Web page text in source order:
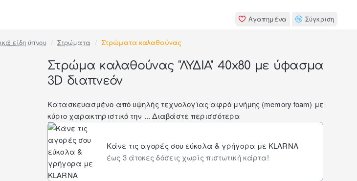
Αγαπημένα Σύγκριση
είδη ύπνου Στρώματα Στρώματα καλαθούνας
Στρώμα καλαθούνας "ΛΥΔΙΑ" 40x80 με ύφασμα
3D διαπνεόν
Κατασκευασμένο από υψηλής τεχνολογίας αφρό μνήμης (memory foam) με
κύριο χαρακτηριστικό την ...Διαβάστε περισσότερα
Κάνε τις αγορές σου εύκολα & γρήγορα με KLARNA
έως 3 άτοκες δόσεις χωρίς πιστωτική κάρτα!